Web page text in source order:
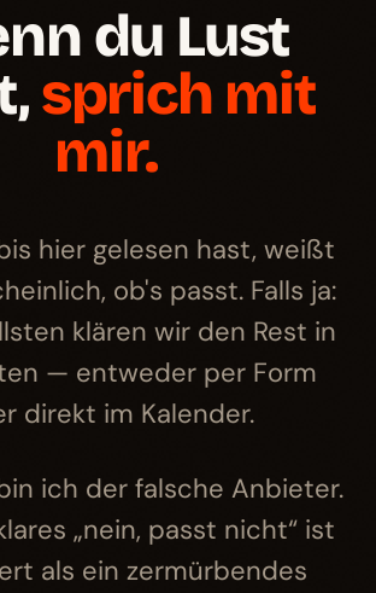
du Lust
sprich mit
mir.
hier gelesen hast, weißt
ob's passt. Falls ja:
klären wir den Rest in
— entweder per Form
direkt im Kalender.
ich der falsche Anbieter.
„nein, passt nicht“ ist
als ein zermürbendes